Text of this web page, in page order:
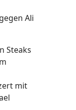
Ali
Steaks
mit